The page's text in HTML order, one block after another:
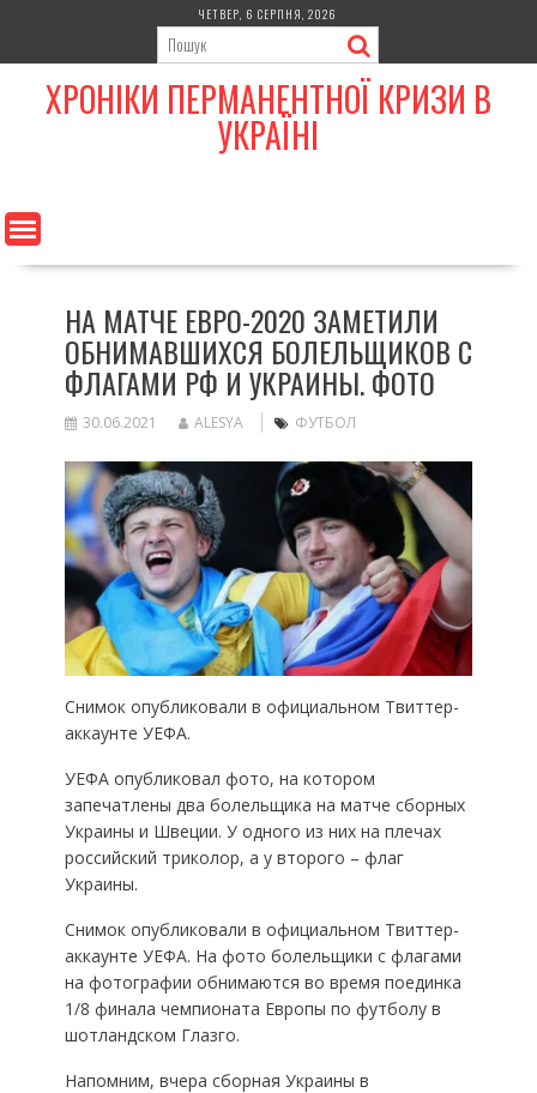
content
ЧЕТВЕР, 6 СЕРПНЯ, 2026
ХРОНІКИ ПЕРМАНЕНТНОЇ КРИЗИ В
УКРАЇНІ
НА МАТЧЕ ЕВРО-2020 ЗАМЕТИЛИ
ОБНИМАВШИХСЯ БОЛЕЛЬЩИКОВ С
ФЛАГАМИ РФ И УКРАИНЫ. ФОТО
30.06.2021 ALESYA ФУТБОЛ
Снимок опубликовали в официальном Твиттер-
аккаунте УЕФА.
УЕФА опубликовал фото, на котором
запечатлены два болельщика на матче сборных
Украины и Швеции. У одного из них на плечах
российский триколор, а у второго – флаг
Украины.
Снимок опубликовали в официальном Твиттер-
аккаунте УЕФА. На фото болельщики с флагами
на фотографии обнимаются во время поединка
1/8 финала чемпионата Европы по футболу в
шотландском Глазго.
Напомним, вчера сборная Украины в